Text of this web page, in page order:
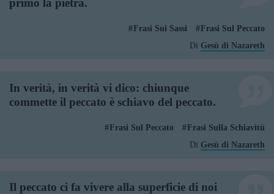
primo la pietra.
Frasi Sui Sassi
Frasi Sul Peccato
Di Gesù di Nazareth
In verità, in verità vi dico: chiunque
commette il peccato è schiavo del peccato.
Frasi Sul Peccato
Frasi Sulla Schiavitù
Di Gesù di Nazareth
Il peccato ci fa vivere alla superficie di noi